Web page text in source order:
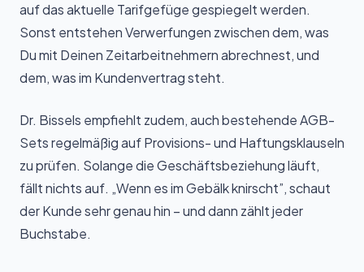
auf das aktuelle Tarifgefüge gespiegelt werden.
Sonst entstehen Verwerfungen zwischen dem, was
Du mit Deinen Zeitarbeitnehmern abrechnest, und
dem, was im Kundenvertrag steht.
Dr. Bissels empfiehlt zudem, auch bestehende AGB-
Sets regelmäßig auf Provisions- und Haftungsklauseln
zu prüfen. Solange die Geschäftsbeziehung läuft,
fällt nichts auf. „Wenn es im Gebälk knirscht”, schaut
der Kunde sehr genau hin – und dann zählt jeder
Buchstabe.